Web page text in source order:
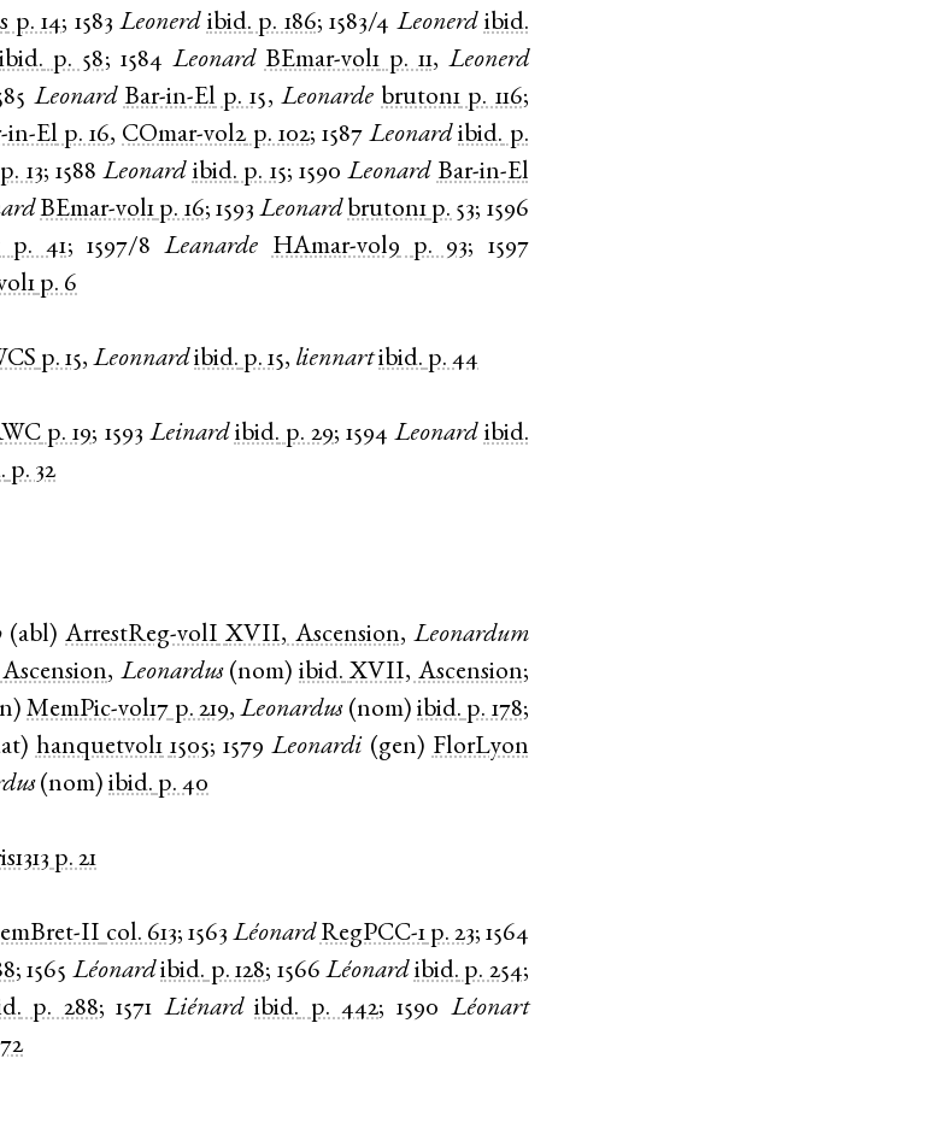
p. 14; 1583 Leonerd ibid. p. 186;1583/4 Leonerd ibid.
ibid. p. 58; 1584 Leonard BEmar-vol1 p. 11, Leonerd
Leonard Bar-in-El p. 15, Leonarde bruton1 p. 116;
in-El p. 16, COmar-vol2 p. 102;1587 Leonard ibid. p.
p. 13; 1588 Leonard ibid. p. 15; 1590 Leonard Bar-in-El
BEmar-vol1 p. 16; 1593 Leonard bruton1 p. 53; 1596
p. 41; 1597/8 Leanarde HAmar-vol9 p. 93; 1597
p. 6
p. 15,Leonnard ibid. p. 15, liennartibid. p. 44
p. 19; 1593 Leinard ibid. p. 29;1594 Leonard ibid.
p. 32
(abl)ArrestReg-volI XVII, Ascension, Leonardum
, Leonardus(nom)ibid. XVII, Ascension;
)MemPic-vol17 p. 219,Leonardus(nom)ibid. p. 178;
) hanquetvol1 1505;1579 Leonardi(gen) FlorLyon
(nom)ibid. p. 40
p. 21
II col. 613; 1563 Léonard RegPCC-1 p. 23; 1564
;1565 Léonard ibid. p. 128; 1566 Léonard ibid. p. 254;
p. 288;1571 Liénard ibid. p. 442;1590 Léonart